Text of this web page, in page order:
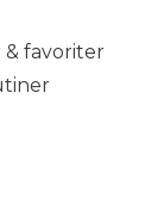
& favoriter